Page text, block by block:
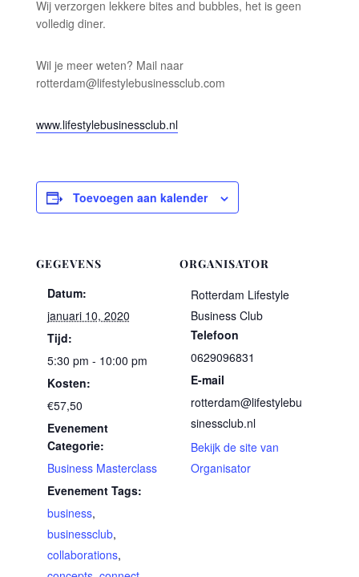
Wij verzorgen lekkere bites and bubbles, het is geen
volledig diner.
Wil je meer weten? Mail naar
rotterdam@lifestylebusinessclub.com
www.lifestylebusinessclub.nl
Toevoegen aan kalender
GEGEVENS
Datum:
januari 10, 2020
Tijd:
5:30 pm - 10:00 pm
Kosten:
€57,50
Evenement
Categorie:
Business Masterclass
Evenement Tags:
business,
businessclub,
collaborations,
ORGANISATOR
Rotterdam Lifestyle
Business Club
Telefoon
0629096831
E-mail
rotterdam@lifestylebu
sinessclub.nl
Bekijk de site van
Organisator